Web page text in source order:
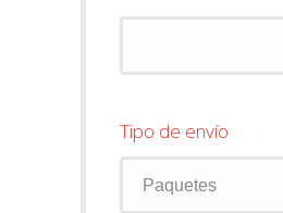
Tipo de envío